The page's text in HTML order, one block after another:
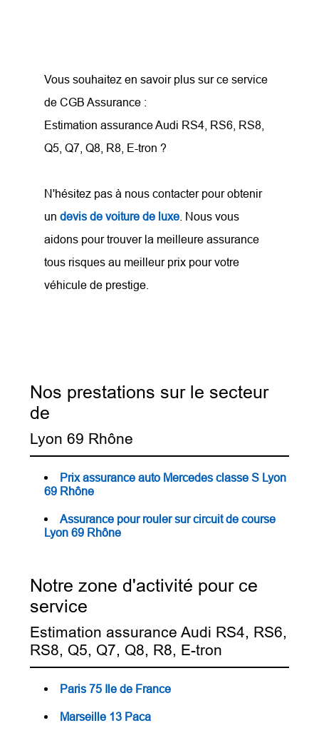
Vous souhaitez en savoir plus sur ce service
de CGB Assurance :
Estimation assurance Audi RS4, RS6, RS8,
Q5, Q7, Q8, R8, E-tron ?
N'hésitez pas à nous contacter pour obtenir
undevis de voiture de luxe . Nous vous
aidons pour trouver la meilleure assurance
tous risques au meilleur prix pour votre
véhicule de prestige.
Nos prestations sur le secteur
de
Lyon 69 Rhône
Prix assurance auto Mercedes classe S Lyon
69 Rhône
Assurance pour rouler sur circuit de course
Lyon 69 Rhône
Notre zone d'activité pour ce
service
Estimation assurance Audi RS4, RS6,
RS8, Q5, Q7, Q8, R8, E-tron
Paris 75 Ile de France
Marseille 13 Paca